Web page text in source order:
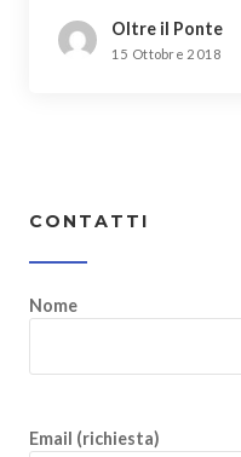
Oltre il Ponte
15 Ottobre 2018
CONTATTI
Nome
Email (richiesta)